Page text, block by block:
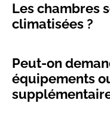
Les chambres
climatisées ?
Peut-on
équipements